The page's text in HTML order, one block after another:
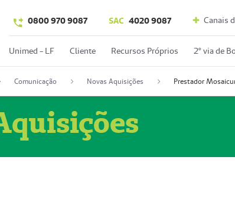
0800 970 9087 SAC 4020 9087 Canais
Unimed - LF Cliente Recursos Próprios 2º via de
Comunicação Novas Aquisições